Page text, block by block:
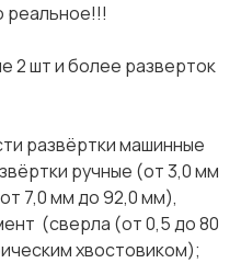
2 шт и более разверток
развёртки машинные
ручные (от 3,0 мм
7,0 мм до 92,0 мм),
(сверла (от 0,5 до 80
хвостовиком);